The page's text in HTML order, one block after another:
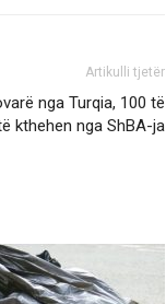
Artikulli tjetër
nga Turqia, 100 të
kthehen nga ShBA-ja